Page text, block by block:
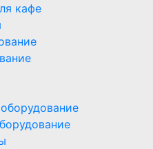
кафе